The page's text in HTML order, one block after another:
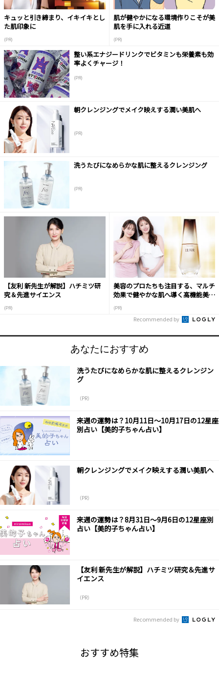
キュッと引き締まり、イキイキとし
た肌印象に
(PR)
肌が健やかになる環境作りこそが美
肌を手に入れる近道
(PR)
整い系エナジードリンクでビタミンも栄養素も効
率よくチャージ！
(PR)
朝クレンジングでメイク映えする潤い美肌へ
(PR)
洗うたびになめらかな肌に整えるクレンジング
(PR)
【友利 新先生が解説】ハチミツ研
究＆先進サイエンス
(PR)
美容のプロたちも注目する、マルチ
効果で健やかな肌へ導く高機能美容
(PR)
Recommended by
あなたにおすすめ
洗うたびになめらかな肌に整えるクレンジン
グ
（PR）
来週の運勢は？10月11日～10月17日の12星座
別占い【美的子ちゃん占い】
朝クレンジングでメイク映えする潤い美肌へ
（PR）
来週の運勢は？8月31日～9月6日の12星座別
占い【美的子ちゃん占い】
【友利 新先生が解説】ハチミツ研究＆先進サ
イエンス
（PR）
Recommended by
おすすめ特集